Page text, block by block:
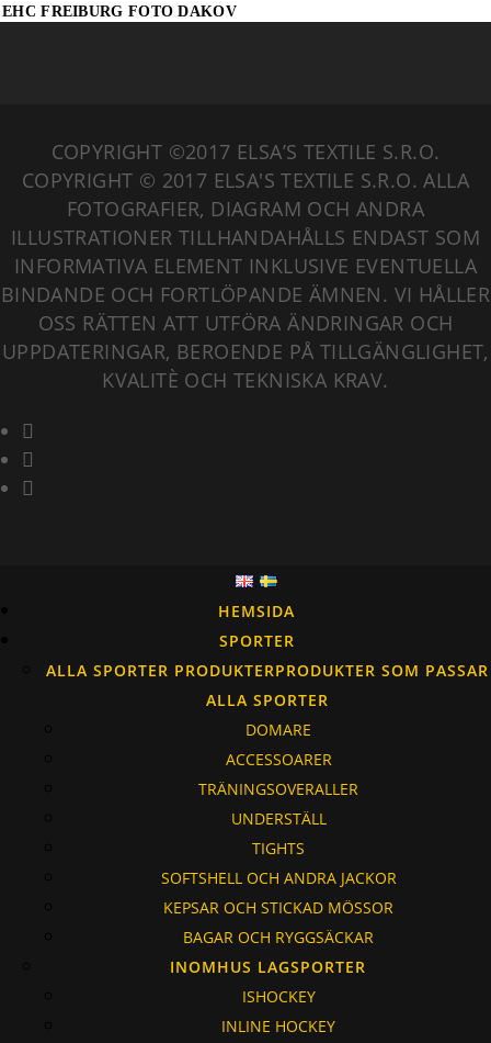
EHC FREIBURG FOTO DAKOV
COPYRIGHT ©2017 ELSA’S TEXTILE S.R.O.
COPYRIGHT © 2017 ELSA'S TEXTILE S.R.O. ALLA
FOTOGRAFIER, DIAGRAM OCH ANDRA
ILLUSTRATIONER TILLHANDAHÅLLS ENDAST SOM
INFORMATIVA ELEMENT INKLUSIVE EVENTUELLA
BINDANDE OCH FORTLÖPANDE ÄMNEN. VI HÅLLER
OSS RÄTTEN ATT UTFÖRA ÄNDRINGAR OCH
UPPDATERINGAR, BEROENDE PÅ TILLGÄNGLIGHET,
KVALITÈ OCH TEKNISKA KRAV.
HEMSIDA
SPORTER
ALLA SPORTER PRODUKTERPRODUKTER SOM PASSAR
ALLA SPORTER
DOMARE
ACCESSOARER
TRÄNINGSOVERALLER
UNDERSTÄLL
TIGHTS
SOFTSHELL OCH ANDRA JACKOR
KEPSAR OCH STICKAD MÖSSOR
BAGAR OCH RYGGSÄCKAR
INOMHUS LAGSPORTER
ISHOCKEY
INLINE HOCKEY